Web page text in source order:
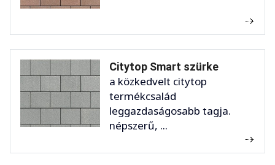
Citytop Smart szürke
a közkedvelt citytop
termékcsalád
leggazdaságosabb tagja.
népszerű, ...